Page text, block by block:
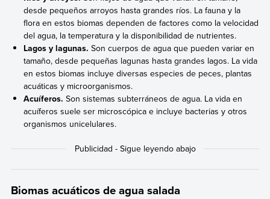
desde pequeños arroyos hasta grandes ríos. La fauna y la
flora en estos biomas dependen de factores como la velocidad
del agua, la temperatura y la disponibilidad de nutrientes.
Lagos y lagunas.Son cuerpos de agua que pueden variar en
tamaño, desde pequeñas lagunas hasta grandes lagos. La vida
en estos biomas incluye diversas especies de peces, plantas
acuáticas y microorganismos.
Acuíferos.Son sistemas subterráneos de agua. La vida en
acuíferos suele ser microscópica e incluye bacterias y otros
organismos unicelulares.
Biomas acuáticos de agua salada